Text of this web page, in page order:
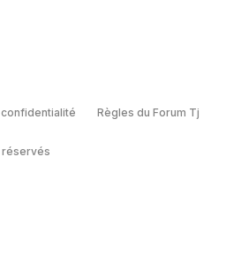
Règles du Forum Tj
réservés